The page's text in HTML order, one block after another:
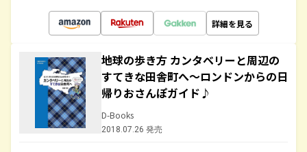
詳細を見る
地球の歩き方 カンタベリーと周辺の
すてきな田舎町へ～ロンドンからの日
帰りおさんぽガイド♪
D-Books
2018.07.26 発売